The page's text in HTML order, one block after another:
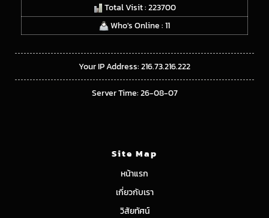
Total Visit : 223700
Who's Online : 11
Your IP Address: 216.73.216.222
Server Time: 26-08-07
Site Map
หน้าแรก
เกี่ยวกับเรา
วิสัยทัศน์